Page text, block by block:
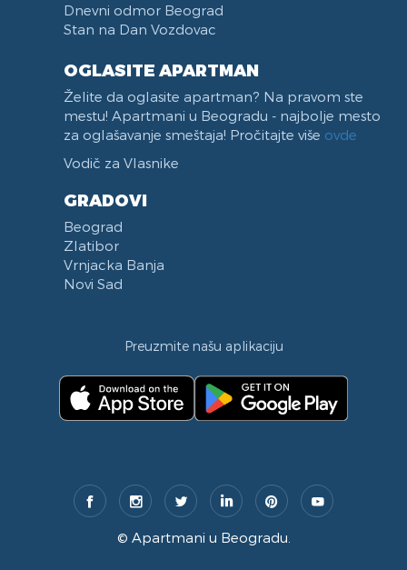
Dnevni odmor Beograd
Stan na Dan Vozdovac
OGLASITE APARTMAN
Želite da oglasite apartman? Na pravom ste
mestu! Apartmani u Beogradu - najbolje mesto
za oglašavanje smeštaja! Pročitajte više ovde
Vodič za Vlasnike
GRADOVI
Beograd
Zlatibor
Vrnjacka Banja
Novi Sad
Preuzmite našu aplikaciju
© Apartmani u Beogradu